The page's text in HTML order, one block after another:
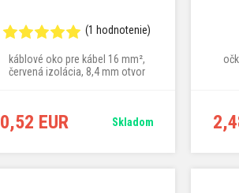
(1 hodnotenie)
káblové oko pre kábel 16 mm²,
červená izolácia, 8,4 mm otvor
0,52 EUR Skladom